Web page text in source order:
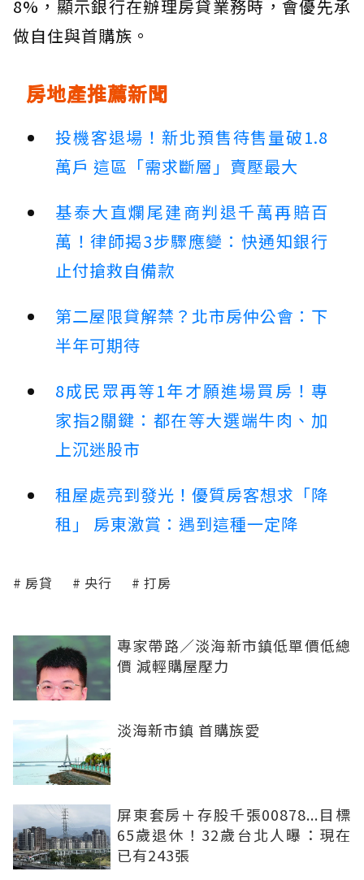
8%，顯示銀行在辦理房貸業務時，會優先承
做自住與首購族。
房地產推薦新聞
投機客退場！新北預售待售量破1.8
萬戶 這區「需求斷層」賣壓最大
基泰大直爛尾建商判退千萬再賠百
萬！律師揭3步驟應變：快通知銀行
止付搶救自備款
第二屋限貸解禁？北市房仲公會：下
半年可期待
8成民眾再等1年才願進場買房！專
家指2關鍵：都在等大選端牛肉、加
上沉迷股市
租屋處亮到發光！優質房客想求「降
租」 房東激賞：遇到這種一定降
房貸 央行 打房
專家帶路／淡海新市鎮低單價低總
價 減輕購屋壓力
淡海新市鎮 首購族愛
屏東套房＋存股千張00878...目標
65歲退休！32歲台北人曝：現在
已有243張